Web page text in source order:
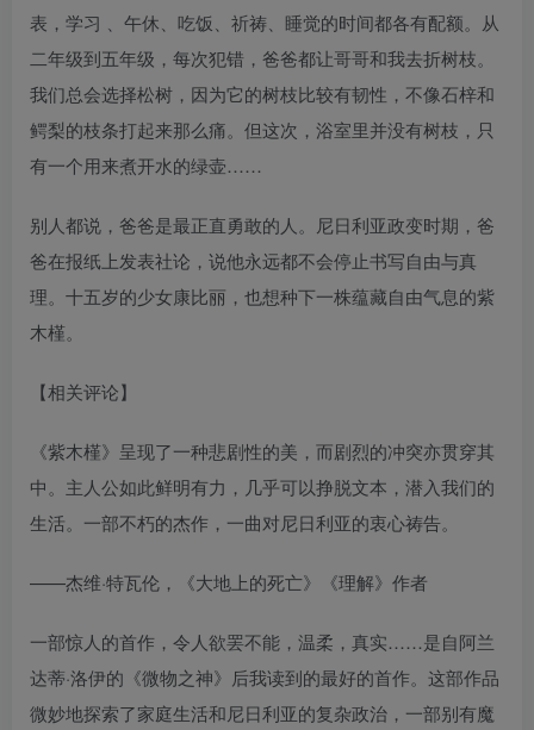
表，学习 、午休、吃饭、祈祷、睡觉的时间都各有配额。从
二年级到五年级，每次犯错，爸爸都让哥哥和我去折树枝。
我们总会选择松树，因为它的树枝比较有韧性，不像石梓和
鳄梨的枝条打起来那么痛。但这次，浴室里并没有树枝，只
有一个用来煮开水的绿壶……
别人都说，爸爸是最正直勇敢的人。尼日利亚政变时期，爸
爸在报纸上发表社论，说他永远都不会停止书写自由与真
理。十五岁的少女康比丽，也想种下一株蕴藏自由气息的紫
木槿。
【相关评论】
《紫木槿》呈现了一种悲剧性的美，而剧烈的冲突亦贯穿其
中。主人公如此鲜明有力，几乎可以挣脱文本，潜入我们的
生活。一部不朽的杰作，一曲对尼日利亚的衷心祷告。
——杰维·特瓦伦，《大地上的死亡》《理解》作者
一部惊人的首作，令人欲罢不能，温柔，真实……是自阿兰
达蒂·洛伊的《微物之神》后我读到的最好的首作。这部作品
微妙地探索了家庭生活和尼日利亚的复杂政治，一部别有魔